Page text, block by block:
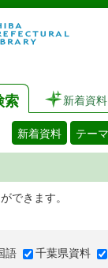
索 新着資料
新着資料 テー
できます。
語 千葉県資料